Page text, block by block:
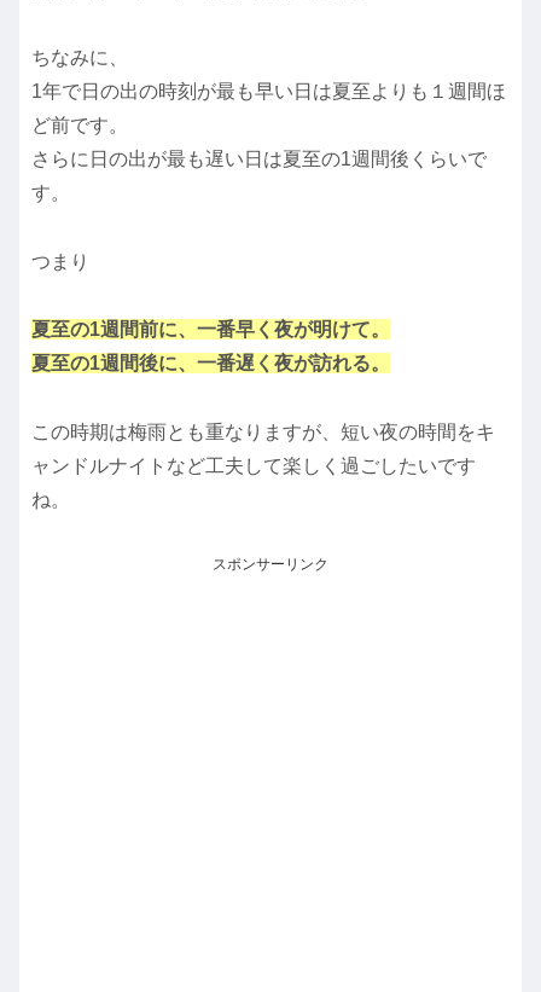
ちなみに、
1年で日の出の時刻が最も早い日は夏至よりも１週間ほ
ど前です。
さらに日の出が最も遅い日は夏至の1週間後くらいで
す。
つまり
夏至の1週間前に、一番早く夜が明けて。
夏至の1週間後に、一番遅く夜が訪れる。
この時期は梅雨とも重なりますが、短い夜の時間をキ
ャンドルナイトなど工夫して楽しく過ごしたいです
ね。
スポンサーリンク